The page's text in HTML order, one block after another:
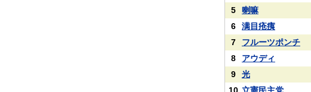
5
喇嘛
6
满目疮痍
7
フルーツポンチ
8
アウディ
9
光